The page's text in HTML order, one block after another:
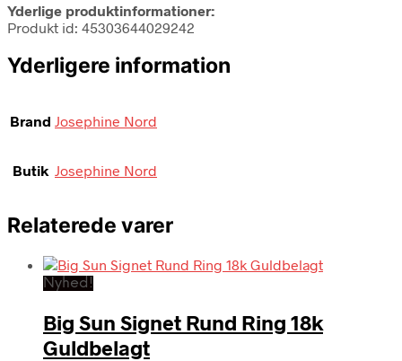
Yderlige produktinformationer:
Produkt id: 45303644029242
Yderligere information
Brand Josephine Nord
Butik Josephine Nord
Relaterede varer
Nyhed!
Big Sun Signet Rund Ring 18k
Guldbelagt